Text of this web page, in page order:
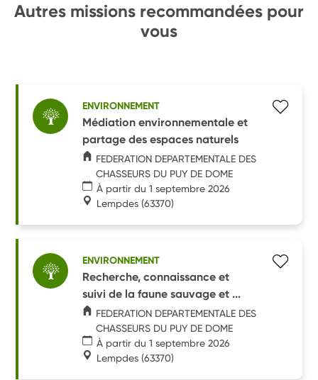
Autres missions recommandées pour
vous
ENVIRONNEMENT
Médiation environnementale et
partage des espaces naturels
FEDERATION DEPARTEMENTALE DES
CHASSEURS DU PUY DE DOME
À partir du 1 septembre 2026
Lempdes (63370)
ENVIRONNEMENT
Recherche, connaissance et
suivi de la faune sauvage et ...
FEDERATION DEPARTEMENTALE DES
CHASSEURS DU PUY DE DOME
À partir du 1 septembre 2026
Lempdes (63370)